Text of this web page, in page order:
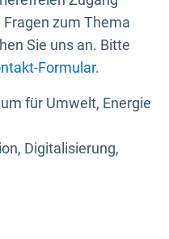
zum Thema
Sie uns an. Bitte
Formular.
für Umwelt, Energie
Digitalisierung,